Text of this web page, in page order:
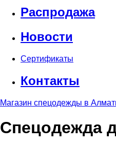
Распродажа
Новости
Сертификаты
Контакты
Магазин спецодежды в
Спецодежда